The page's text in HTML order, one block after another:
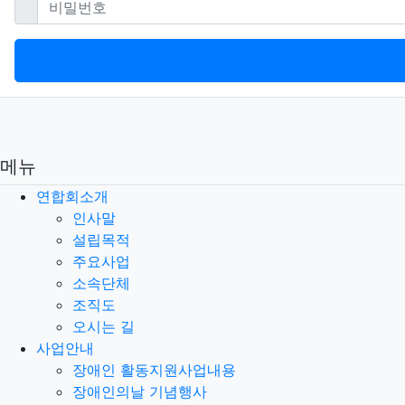
메뉴
연합회소개
인사말
설립목적
주요사업
소속단체
조직도
오시는 길
사업안내
장애인 활동지원사업내용
장애인의날 기념행사